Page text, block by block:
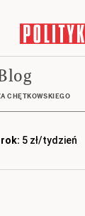
CHĘTKOWSKIEGO
5 zł/tydzień